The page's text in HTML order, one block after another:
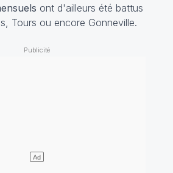
ont d'ailleurs été battus
Tours ou encore Gonneville.